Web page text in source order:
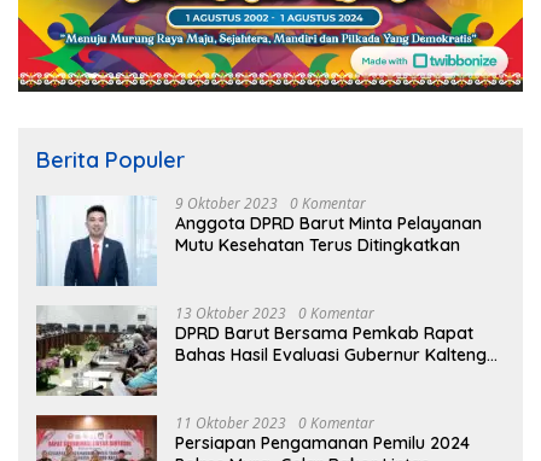
Berita Populer
9 Oktober 2023 0 Komentar
Anggota DPRD Barut Minta Pelayanan
Mutu Kesehatan Terus Ditingkatkan
13 Oktober 2023 0 Komentar
DPRD Barut Bersama Pemkab Rapat
Bahas Hasil Evaluasi Gubernur Kalteng
11 Oktober 2023 0 Komentar
Persiapan Pengamanan Pemilu 2024